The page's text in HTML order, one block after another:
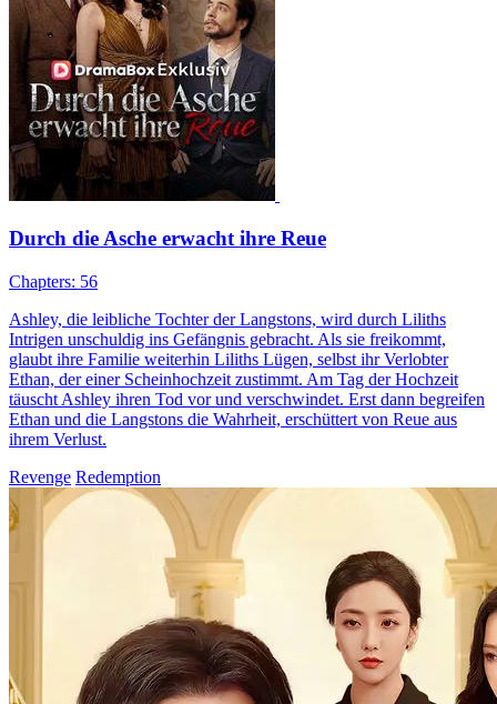
Durch die Asche erwacht ihre Reue
Chapters: 56
Ashley, die leibliche Tochter der Langstons, wird durch Liliths
Intrigen unschuldig ins Gefängnis gebracht. Als sie freikommt,
glaubt ihre Familie weiterhin Liliths Lügen, selbst ihr Verlobter
Ethan, der einer Scheinhochzeit zustimmt. Am Tag der Hochzeit
täuscht Ashley ihren Tod vor und verschwindet. Erst dann begreifen
Ethan und die Langstons die Wahrheit, erschüttert von Reue aus
ihrem Verlust.
Revenge Redemption